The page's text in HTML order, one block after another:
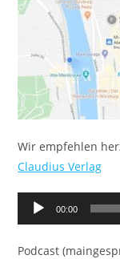
Wir empfehlen
Claudius Verlag
Audio-
Player
00:00
Podcast